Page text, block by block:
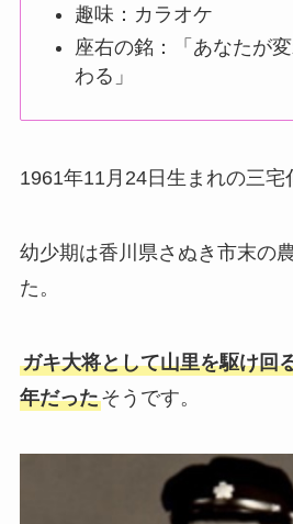
趣味：カラオケ
座右の銘：「あなたが
わる」
1961年11月24日生まれの三宅
幼少期は香川県さぬき市末の
た。
ガキ大将として山里を駆け回
年だったそうです。